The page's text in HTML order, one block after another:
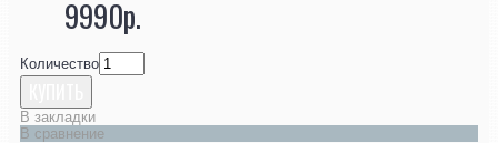
9990р.
Количество
В закладки
В сравнение